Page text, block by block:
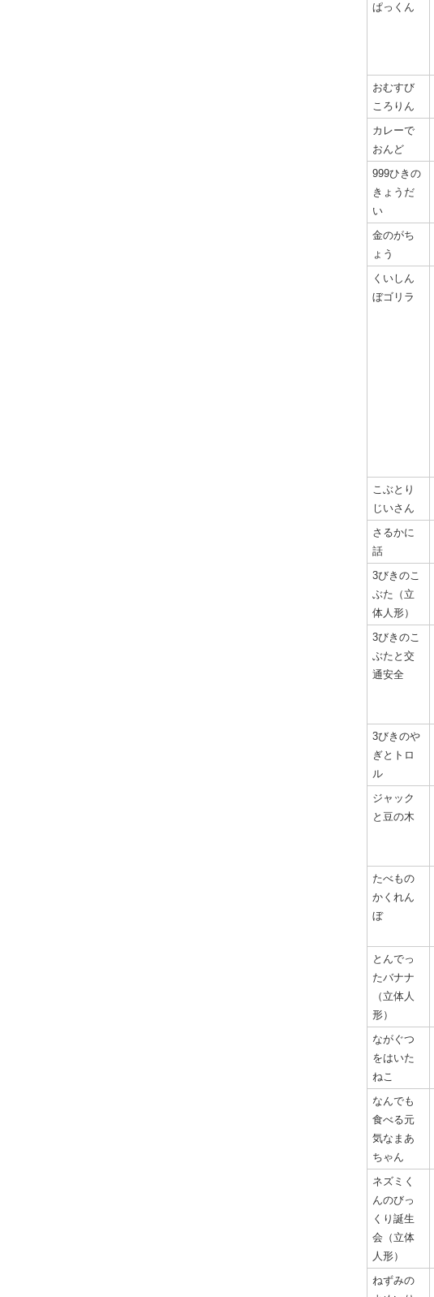
ぱっくん
おむすび
ころりん
カレーで
おんど
999ひきの
きょうだ
い
金のがち
ょう
くいしん
ぼゴリラ
こぶとり
じいさん
さるかに
話
3びきのこ
ぶた（立
体人形）
3びきのこ
ぶたと交
通安全
3びきのや
ぎとトロ
ル
ジャック
と豆の木
たべもの
かくれん
ぼ
とんでっ
たバナナ
（立体人
形）
ながぐつ
をはいた
ねこ
なんでも
食べる元
気なまあ
ちゃん
ネズミく
んのびっ
くり誕生
会（立体
人形）
ねずみの